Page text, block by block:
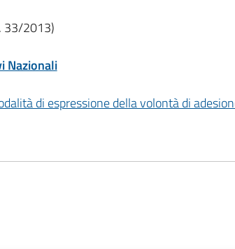
33/2013)
Nazionali
di espressione della volontà di